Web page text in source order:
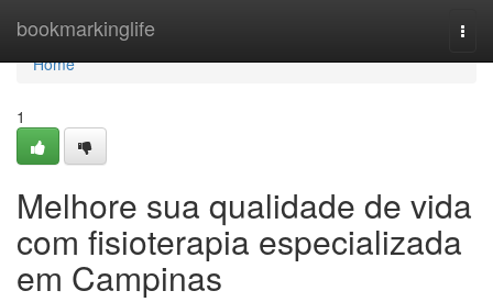
bookmarkinglife
Home
Home
1
Melhore sua qualidade de vida
com fisioterapia especializada
em Campinas